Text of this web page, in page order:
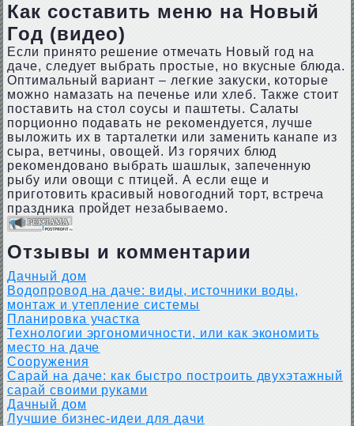
Как составить меню на Новый
Год (видео)
Если принято решение отмечать Новый год на
даче, следует выбрать простые, но вкусные блюда.
Оптимальный вариант – легкие закуски, которые
можно намазать на печенье или хлеб. Также стоит
поставить на стол соусы и паштеты. Салаты
порционно подавать не рекомендуется, лучше
выложить их в тарталетки или заменить канапе из
сыра, ветчины, овощей. Из горячих блюд
рекомендовано выбрать шашлык, запеченную
рыбу или овощи с птицей. А если еще и
приготовить красивый новогодний торт, встреча
праздника пройдет незабываемо.
Отзывы и комментарии
Дачный дом
Водопровод на даче: виды, источники воды,
монтаж и утепление системы
Планировка участка
Технологии эргономичности, или как экономить
место на даче
Сооружения
Сарай на даче: как быстро построить двухэтажный
сарай своими руками
Дачный дом
Лучшие бизнес-идеи для дачи